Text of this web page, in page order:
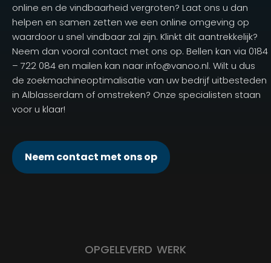
online en de vindbaarheid vergroten? Laat ons u dan
helpen en samen zetten we een online omgeving op
waardoor u snel vindbaar zal zijn. Klinkt dit aantrekkelijk?
Neem dan vooral contact met ons op. Bellen kan via 0184
– 722 084 en mailen kan naar info@vanoo.nl. Wilt u dus
de zoekmachineoptimalisatie van uw bedrijf uitbesteden
in Alblasserdam of omstreken? Onze specialisten staan
voor u klaar!
Neem contact met ons op
OPGELEVERD WERK